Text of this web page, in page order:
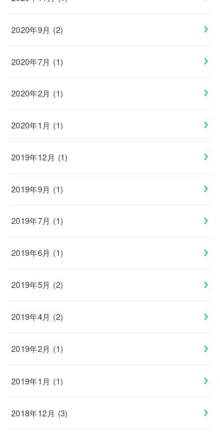
2020年9月 (2)
2020年7月 (1)
2020年2月 (1)
2020年1月 (1)
2019年12月 (1)
2019年9月 (1)
2019年7月 (1)
2019年6月 (1)
2019年5月 (2)
2019年4月 (2)
2019年2月 (1)
2019年1月 (1)
2018年12月 (3)